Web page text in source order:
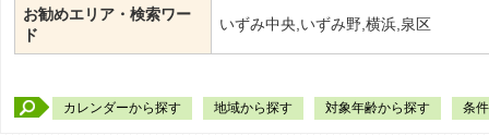
お勧めエリア・検索ワー
ド
いずみ中央,いずみ野,横浜,泉区
カレンダーから探す 地域から探す 対象年齢から探す 条